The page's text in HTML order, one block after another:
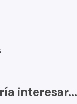
interesar...